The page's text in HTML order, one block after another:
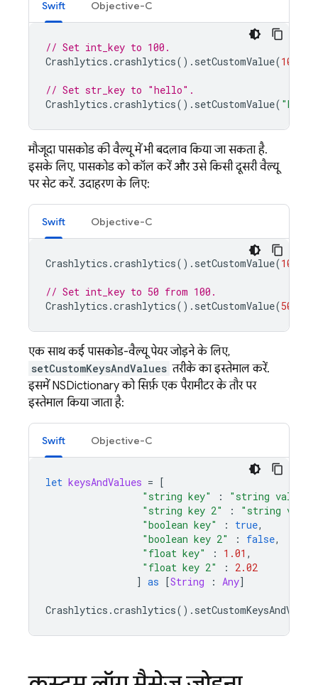
Swift Objective-C
// Set int_key to 100.
Crashlytics .crashlytics(). setCustomValue(100
// Set str_key to "hello".
Crashlytics .crashlytics(). setCustomValue(
मौजूदा पासकोड की वैल्यू में भी बदलाव किया जा सकता है.
इसके लिए, पासकोड को कॉल करें और उसे किसी दूसरी वैल्यू
पर सेट करें. उदाहरण के लिए:
Swift Objective-C
Crashlytics .crashlytics(). setCustomValue(100
// Set int_key to 50 from 100.
Crashlytics .crashlytics(). setCustomValue(50
एक साथ कई पासकोड-वैल्यू पेयर जोड़ने के लिए,
setCustomKeysAndValues तरीके का इस्तेमाल करें.
इसमें NSDictionary को सिर्फ़ एक पैरामीटर के तौर पर
इस्तेमाल किया जाता है:
Swift Objective-C
let keysAndValues = [
"string key"
: "string value"
"string key 2"
:
"string
"boolean key"
: true,
"boolean key 2"
: false,
"float key"
: 1.01 ,
"float key 2"
:
2.02
] as [String : Any]
Crashlytics .crashlytics().